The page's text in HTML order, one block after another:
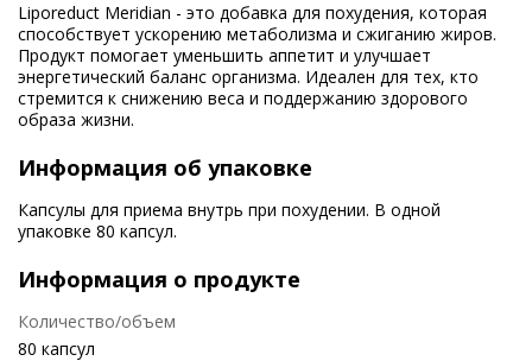
Liporeduct Meridian - это добавка для похудения, которая
способствует ускорению метаболизма и сжиганию жиров.
Продукт помогает уменьшить аппетит и улучшает
энергетический баланс организма. Идеален для тех, кто
стремится к снижению веса и поддержанию здорового
образа жизни.
Информация об упаковке
Капсулы для приема внутрь при похудении. В одной
упаковке 80 капсул.
Информация о продукте
Количество/объем
80 капсул